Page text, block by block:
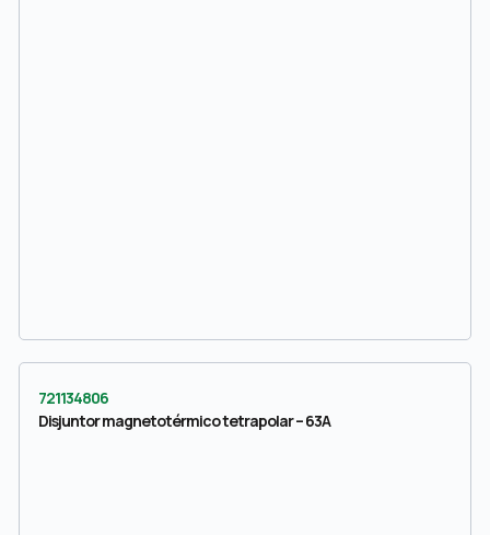
721134806
Disjuntor magnetotérmico tetrapolar – 63A